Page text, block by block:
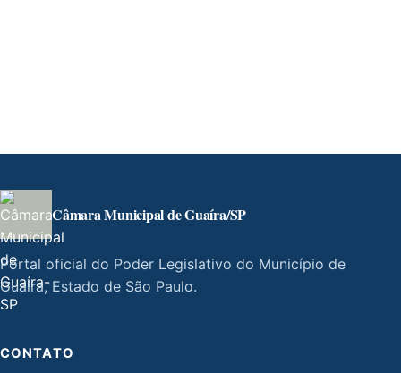
Câmara Municipal de Guaíra/SP
Portal oficial do Poder Legislativo do Município de
Guaíra, Estado de São Paulo.
CONTATO